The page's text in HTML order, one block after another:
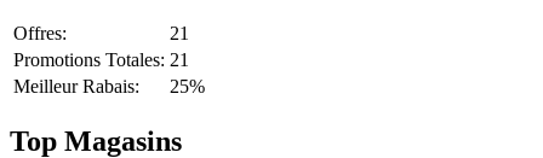
Offres:
21
Promotions Totales: 21
Meilleur Rabais:
25%
Top Magasins